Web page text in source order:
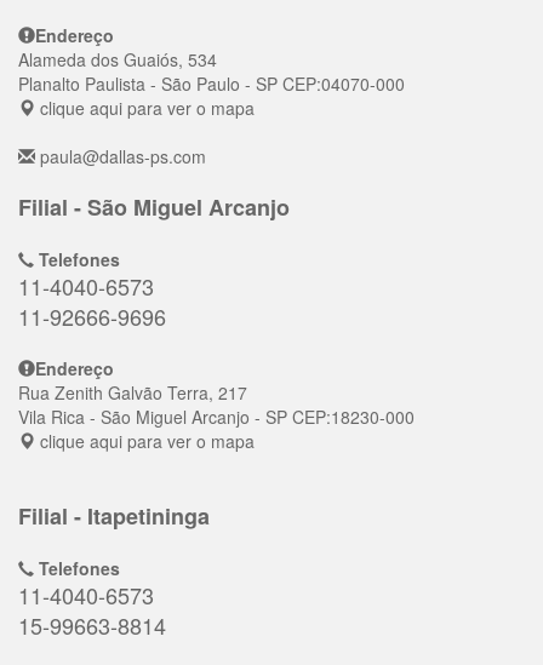
Endereço
Alameda dos Guaiós, 534
Planalto Paulista - São Paulo - SP CEP:04070-000
clique aqui para ver o mapa
paula@dallas-ps.com
Filial - São Miguel Arcanjo
Telefones
11-4040-6573
11-92666-9696
Endereço
Rua Zenith Galvão Terra, 217
Vila Rica - São Miguel Arcanjo - SP CEP:18230-000
clique aqui para ver o mapa
Filial - Itapetininga
Telefones
11-4040-6573
15-99663-8814